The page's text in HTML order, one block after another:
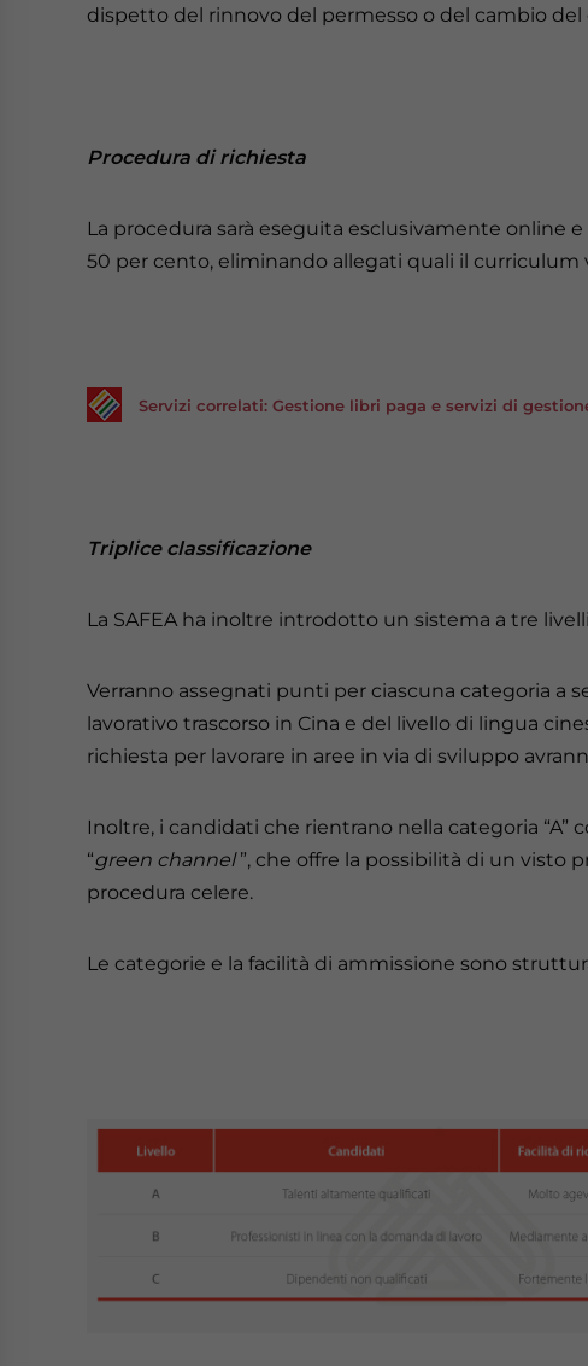
dispetto del rinnovo del permesso o del cambio del
Procedura di richiesta
La procedura sarà eseguita esclusivamente online
50 per cento, eliminando allegati quali il curriculum
Servizi correlati: Gestione libri paga e servizi di
Triplice classificazione
La SAFEA ha inoltre introdotto un sistema a tre
Verranno assegnati punti per ciascuna categoria a
lavorativo trascorso in Cina e del livello di lingua
richiesta per lavorare in aree in via di sviluppo
Inoltre, i candidati che rientrano nella categoria “A”
“green channel”, che offre la possibilità di un visto
procedura celere.
Le categorie e la facilità di ammissione sono